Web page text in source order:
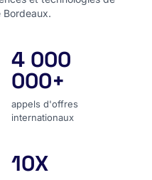
Bordeaux.
appels d'offres
4 000
000+
appels d'offres
internationaux
plus rapide pour analyser
10X